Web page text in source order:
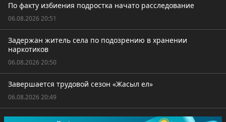
По факту избиения подростка начато расследование
06.08.2026 20:51
Задержан житель села по подозрению в хранении
наркотиков
06.08.2026 20:50
Завершается трудовой сезон «Жасыл ел»
06.08.2026 20:49